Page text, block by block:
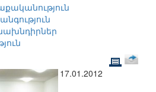
17.01.2012